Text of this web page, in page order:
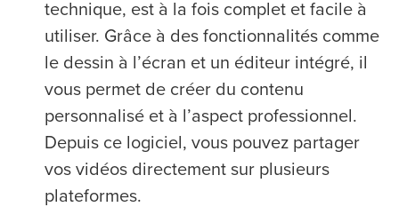
technique, est à la fois complet et facile à
utiliser. Grâce à des fonctionnalités comme
le dessin à l’écran et un éditeur intégré, il
vous permet de créer du contenu
personnalisé et à l’aspect professionnel.
Depuis ce logiciel, vous pouvez partager
vos vidéos directement sur plusieurs
plateformes.